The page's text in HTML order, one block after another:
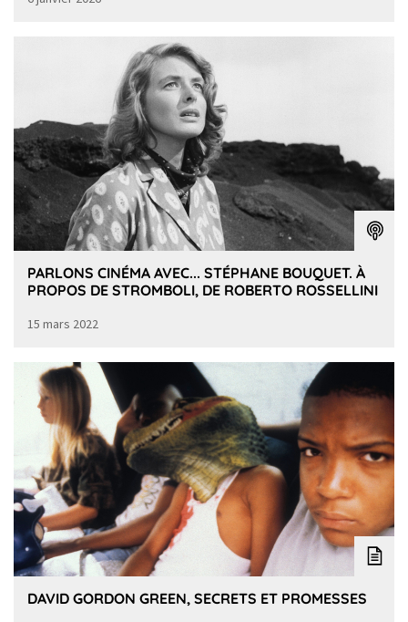
PARLONS CINÉMA AVEC... STÉPHANE BOUQUET. À
PROPOS DE STROMBOLI, DE ROBERTO ROSSELLINI
15 mars 2022
DAVID GORDON GREEN, SECRETS ET PROMESSES